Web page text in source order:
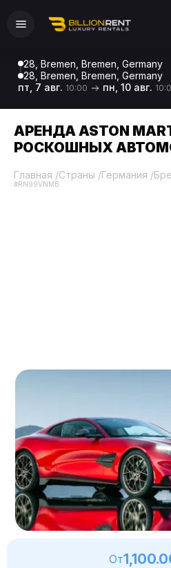
28, Bremen, Bremen, Germany
28, Bremen, Bremen, Germany
пт, 7 авг. 10:00 пн, 10 авг.
АРЕНДА ASTON
РОСКОШНЫХ
Главная /Страны /Германия /
#RN99VNMB
От